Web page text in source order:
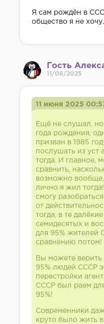
Я сам рождён в
общество я не хочу.
Гость
11/06/2025
11 июня 2025
Ещё не слушал, но
года рождения,
призван в 1985
послушать из уст
тогда. И главное,
сравнить,
возможно вообще,
лично я жил
смогу
от
тогда, в те
семидесятых и
для 95% жителей
сравнению потом!
Вы можете верить
95% людей СССР
перестройки
СССР был раем
95%!
Современники
круто было жить